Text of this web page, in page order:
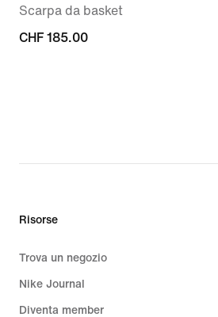
Scarpa da basket
CHF
CHF 185.00
Risorse
Trova un negozio
Nike Journal
Diventa member